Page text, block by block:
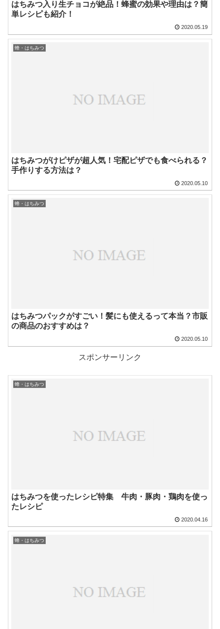
はちみつ入り生チョコが絶品！蜂蜜の効果や理由は？簡
単レシピも紹介！
2020.05.19
蜂・はちみつ
はちみつがけピザが超人気！宅配ピザでも食べられる？
手作りする方法は？
2020.05.10
蜂・はちみつ
はちみつパックがすごい！髪にも使えるって本当？市販
の商品のおすすめは？
2020.05.10
スポンサーリンク
蜂・はちみつ
はちみつを使ったレシピ特集 牛肉・豚肉・鶏肉を使っ
たレシピ
2020.04.16
蜂・はちみつ